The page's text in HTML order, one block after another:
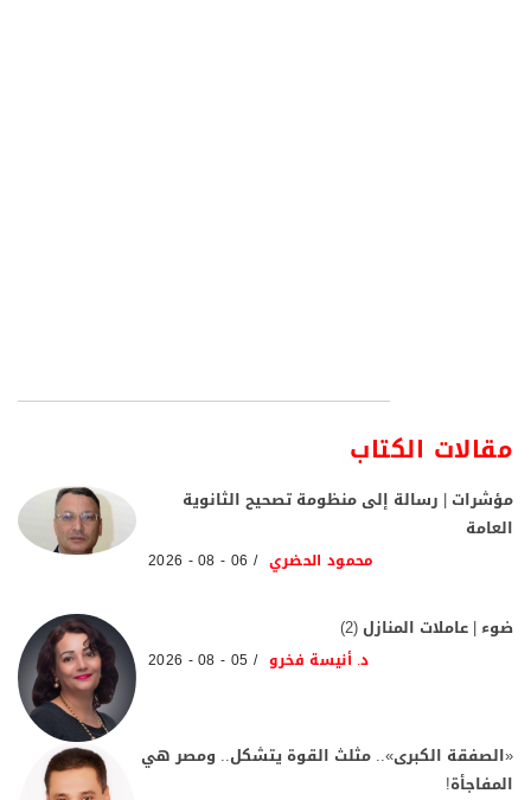
مقالات الكتاب
مؤشرات | رسالة إلى منظومة تصحيح الثانوية
العامة
محمود الحضري 06 - 08 - 2026
ضوء | عاملات المنازل (2)
د. أنيسة فخرو 05 - 08 - 2026
«الصفقة الكبرى».. مثلث القوة يتشكل.. ومصر هي
المفاجأة!